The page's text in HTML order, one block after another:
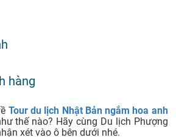
hàng
Tour du lịch Nhật Bản ngắm hoa anh
thế nào? Hãy cùng Du lịch Phượng
xét vào ô bên dưới nhé.